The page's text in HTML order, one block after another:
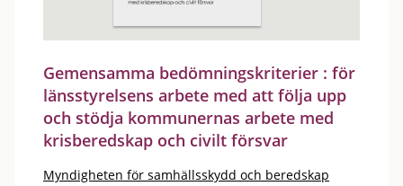
Gemensamma bedömningskriterier : för
länsstyrelsens arbete med att följa upp
och stödja kommunernas arbete med
krisberedskap och civilt försvar
Myndigheten för samhällsskydd och beredskap